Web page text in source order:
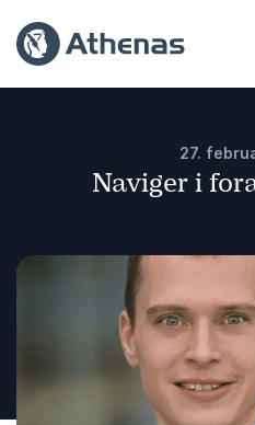
27.
Naviger i